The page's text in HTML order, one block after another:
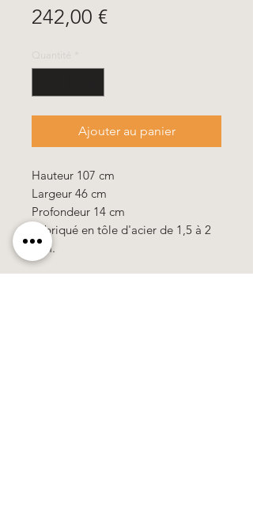
242,00 €Prix
Quantité
Ajouter au panier
Hauteur 107 cm
Largeur 46 cm
Profondeur 14 cm
Fabriqué en tôle d'acier de 1,5 à 2
mm.